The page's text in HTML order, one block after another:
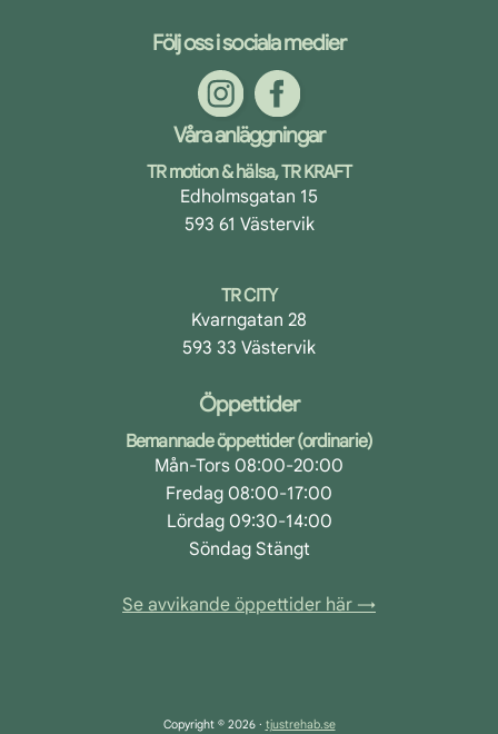
Följ oss i sociala medier
Våra anläggningar
TR motion & hälsa, TR KRAFT
Edholmsgatan 15
593 61 Västervik
TR CITY
Kvarngatan 28
593 33 Västervik
Öppettider
Bemannade öppettider (ordinarie)
Mån-Tors 08:00-20:00
Fredag 08:00-17:00
Lördag 09:30-14:00
Söndag Stängt
Se avvikande öppettider här →
Copyright © 2026 · tjustrehab.se